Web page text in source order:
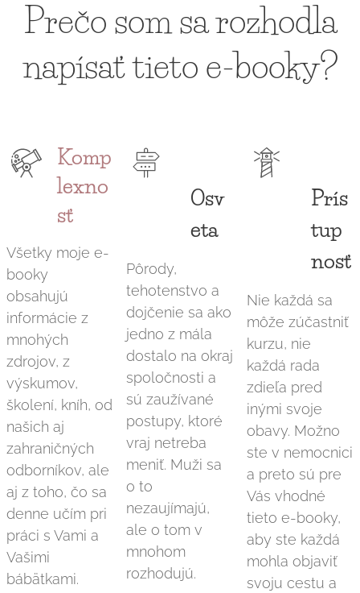
Prečo som sa rozhodla
napísať tieto e-booky?
Komp
lexno
sť
Všetky moje e-
booky
obsahujú
informácie z
mnohých
zdrojov, z
výskumov,
školení, kníh, od
našich aj
zahraničných
odborníkov, ale
aj z toho, čo sa
denne učím pri
práci s Vami a
Vašimi
bábätkami.
Osv
eta
Pôrody,
tehotenstvo a
dojčenie sa ako
jedno z mála
dostalo na okraj
spoločnosti a
sú zaužívané
postupy, ktoré
vraj netreba
meniť. Muži sa
o to
nezaujímajú,
ale o tom v
mnohom
rozhodujú.
Prís
tup
nosť
Nie každá sa
môže zúčastniť
kurzu, nie
každá rada
zdieľa pred
inými svoje
obavy. Možno
ste v nemocnici
a preto sú pre
Vás vhodné
tieto e-booky,
aby ste každá
mohla objaviť
svoju cestu a